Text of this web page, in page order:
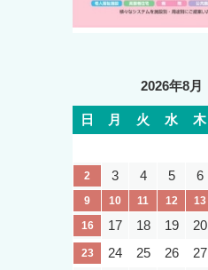
2026年8月
日 月 火 水 木
2 3 4 5 6
9
10 11 12 13
16
17 18 19 20
23 24 25 26 27